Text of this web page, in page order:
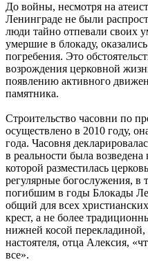
До войны, несмотря на
Ленинграде не были
люди тайно отпевали своих
умершие в блокаду,
погребения. Это
возрождения церковной
появлению активного
памятника.
Строительство часовни по
осуществлено в 2010 году,
года. Часовня
в реальности была возведена
которой разместилась
регулярные богослужения,
погибшим в годы Блокады
общий для всех
крест, а не более
нижней косой
настоятеля, отца Алексия,
все».